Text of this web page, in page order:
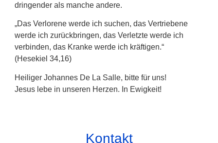
dringender als manche andere.
„Das Verlorene werde ich suchen, das Vertriebene
werde ich zurückbringen, das Verletzte werde ich
verbinden, das Kranke werde ich kräftigen.“
(Hesekiel 34,16)
Heiliger Johannes De La Salle, bitte für uns!
Jesus lebe in unseren Herzen. In Ewigkeit!
Kontakt